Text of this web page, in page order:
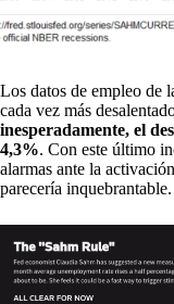
Los datos de empleo de
cada vez más
inesperadamente, el
4,3%. Con este último
alarmas ante la
parecería inquebrantable.